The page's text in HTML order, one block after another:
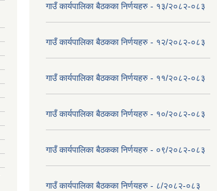
गाउँ कार्यपालिका बैठकका निर्णयहरु - १३/२०८२-०८३
गाउँ कार्यपालिका बैठकका निर्णयहरु - १२/२०८२-०८३
गाउँ कार्यपालिका बैठकका निर्णयहरु - ११/२०८२-०८३
गाउँ कार्यपालिका बैठकका निर्णयहरु - १०/२०८२-०८३
गाउँ कार्यपालिका बैठकका निर्णयहरु - ०९/२०८२-०८३
गाउँ कार्यपालिका बैठकका निर्णयहरु - ८/२०८२-०८३